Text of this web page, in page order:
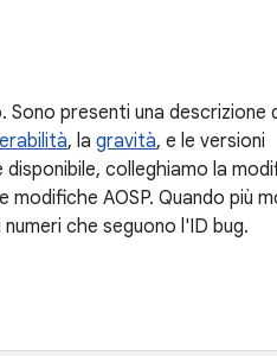
presenti una descrizione
, la gravità, e le versioni
colleghiamo la
AOSP. Quando più
che seguono l'ID bug.